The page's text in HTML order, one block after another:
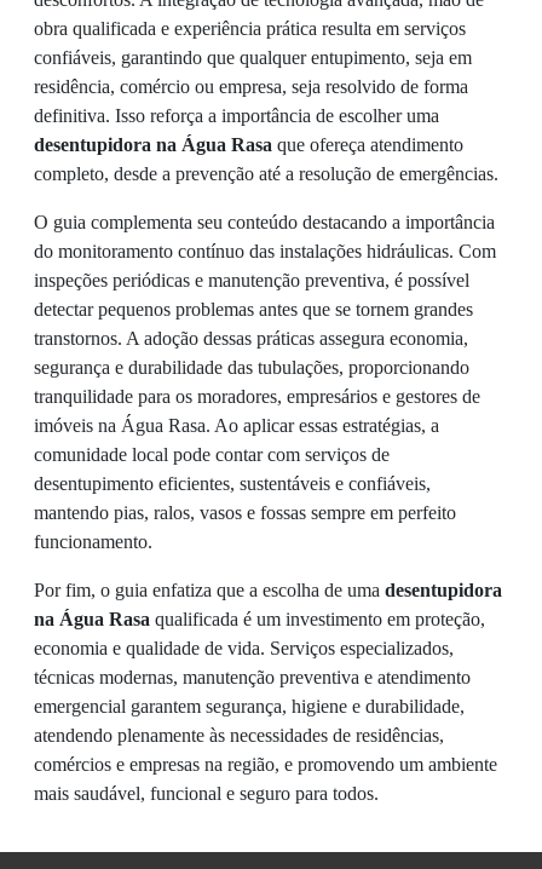
obra qualificada e experiência prática resulta em serviços
confiáveis, garantindo que qualquer entupimento, seja em
residência, comércio ou empresa, seja resolvido de forma
definitiva. Isso reforça a importância de escolher uma
desentupidora na Água Rasa que ofereça atendimento
completo, desde a prevenção até a resolução de emergências.
O guia complementa seu conteúdo destacando a importância
do monitoramento contínuo das instalações hidráulicas. Com
inspeções periódicas e manutenção preventiva, é possível
detectar pequenos problemas antes que se tornem grandes
transtornos. A adoção dessas práticas assegura economia,
segurança e durabilidade das tubulações, proporcionando
tranquilidade para os moradores, empresários e gestores de
imóveis na Água Rasa. Ao aplicar essas estratégias, a
comunidade local pode contar com serviços de
desentupimento eficientes, sustentáveis e confiáveis,
mantendo pias, ralos, vasos e fossas sempre em perfeito
funcionamento.
Por fim, o guia enfatiza que a escolha de uma desentupidora
na Água Rasa qualificada é um investimento em proteção,
economia e qualidade de vida. Serviços especializados,
técnicas modernas, manutenção preventiva e atendimento
emergencial garantem segurança, higiene e durabilidade,
atendendo plenamente às necessidades de residências,
comércios e empresas na região, e promovendo um ambiente
mais saudável, funcional e seguro para todos.